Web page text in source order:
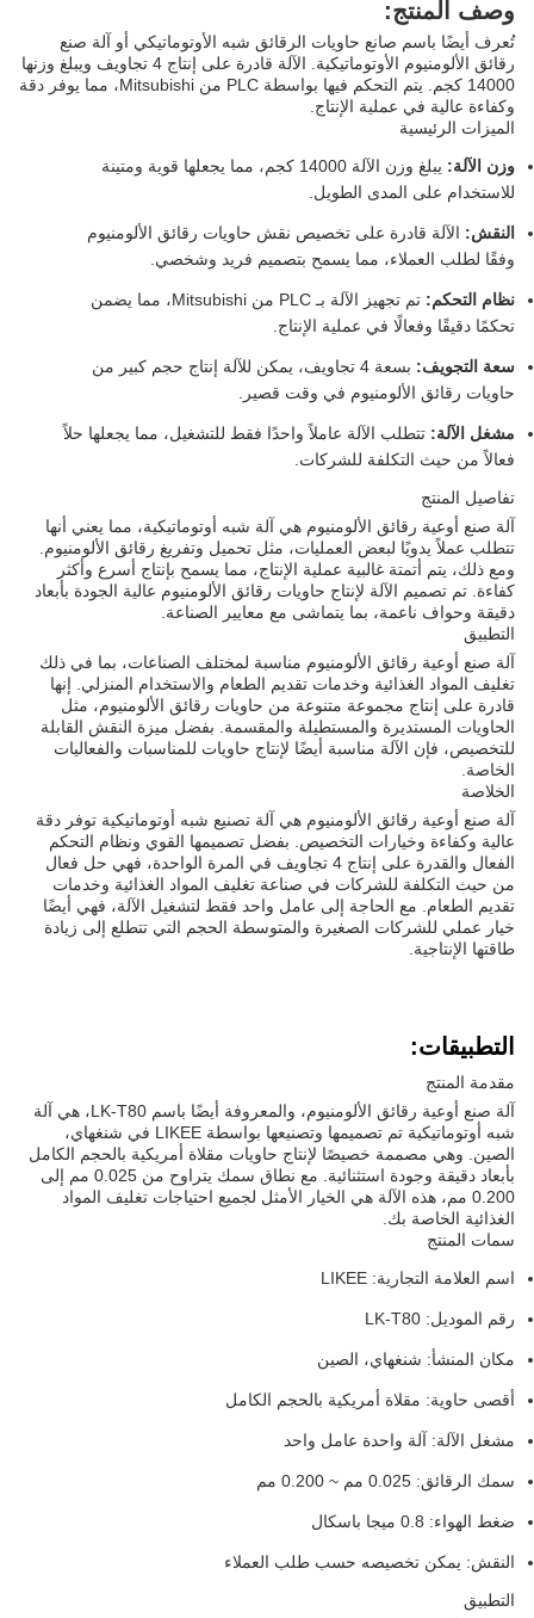
وصف المنتج:
تُعرف أيضًا باسم صانع حاويات الرقائق شبه الأوتوماتيكي أو آلة صنع
رقائق الألومنيوم الأوتوماتيكية. الآلة قادرة على إنتاج 4 تجاويف ويبلغ وزنها
14000 كجم. يتم التحكم فيها بواسطة PLC من Mitsubishi، مما يوفر دقة
وكفاءة عالية في عملية الإنتاج.
الميزات الرئيسية
وزن الآلة:
يبلغ وزن الآلة 14000 كجم، مما يجعلها قوية ومتينة
للاستخدام على المدى الطويل.
النقش:الآلة قادرة على تخصيص نقش حاويات رقائق الألومنيوم
وفقًا لطلب العملاء، مما يسمح بتصميم فريد وشخصي.
نظام التحكم:
تم تجهيز الآلة بـ PLC من Mitsubishi، مما يضمن
تحكمًا دقيقًا وفعالًا في عملية الإنتاج.
سعة التجويف:
بسعة 4 تجاويف، يمكن للآلة إنتاج حجم كبير من
حاويات رقائق الألومنيوم في وقت قصير.
مشغل الآلة:تتطلب الآلة عاملاً واحدًا فقط للتشغيل، مما يجعلها حلاً
فعالاً من حيث التكلفة للشركات.
تفاصيل المنتج
آلة صنع أوعية رقائق الألومنيوم هي آلة شبه أوتوماتيكية، مما يعني أنها
تتطلب عملاً يدويًا لبعض العمليات، مثل تحميل وتفريغ رقائق الألومنيوم.
ومع ذلك، يتم أتمتة غالبية عملية الإنتاج، مما يسمح بإنتاج أسرع وأكثر
كفاءة. تم تصميم الآلة لإنتاج حاويات رقائق الألومنيوم عالية الجودة بأبعاد
دقيقة وحواف ناعمة، بما يتماشى مع معايير الصناعة.
التطبيق
آلة صنع أوعية رقائق الألومنيوم مناسبة لمختلف الصناعات، بما في ذلك
تغليف المواد الغذائية وخدمات تقديم الطعام والاستخدام المنزلي. إنها
قادرة على إنتاج مجموعة متنوعة من حاويات رقائق الألومنيوم، مثل
الحاويات المستديرة والمستطيلة والمقسمة. بفضل ميزة النقش القابلة
للتخصيص، فإن الآلة مناسبة أيضًا لإنتاج حاويات للمناسبات والفعاليات
الخاصة.
الخلاصة
آلة صنع أوعية رقائق الألومنيوم هي آلة تصنيع شبه أوتوماتيكية توفر دقة
عالية وكفاءة وخيارات التخصيص. بفضل تصميمها القوي ونظام التحكم
الفعال والقدرة على إنتاج 4 تجاويف في المرة الواحدة، فهي حل فعال
من حيث التكلفة للشركات في صناعة تغليف المواد الغذائية وخدمات
تقديم الطعام. مع الحاجة إلى عامل واحد فقط لتشغيل الآلة، فهي أيضًا
خيار عملي للشركات الصغيرة والمتوسطة الحجم التي تتطلع إلى زيادة
طاقتها الإنتاجية.
التطبيقات:
مقدمة المنتج
آلة صنع أوعية رقائق الألومنيوم، والمعروفة أيضًا باسم LK-T80، هي آلة
شبه أوتوماتيكية تم تصميمها وتصنيعها بواسطة LIKEE في شنغهاي،
الصين. وهي مصممة خصيصًا لإنتاج حاويات مقلاة أمريكية بالحجم الكامل
بأبعاد دقيقة وجودة استثنائية. مع نطاق سمك يتراوح من 0.025 مم إلى
0.200 مم، هذه الآلة هي الخيار الأمثل لجميع احتياجات تغليف المواد
الغذائية الخاصة بك.
سمات المنتج
اسم العلامة التجارية: LIKEE
رقم الموديل: LK-T80
مكان المنشأ: شنغهاي، الصين
أقصى حاوية: مقلاة أمريكية بالحجم الكامل
مشغل الآلة: آلة واحدة عامل واحد
سمك الرقائق: 0.025 مم ~ 0.200 مم
ضغط الهواء: 0.8 ميجا باسكال
النقش: يمكن تخصيصه حسب طلب العملاء
التطبيق